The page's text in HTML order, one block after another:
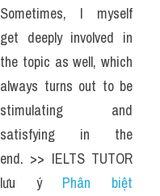
Sometimes, I myself
get deeply involved in
the topic as well, which
always turns out to be
stimulating and
satisfying in the
end. >> IELTS TUTOR
lưu ý Phân biệt